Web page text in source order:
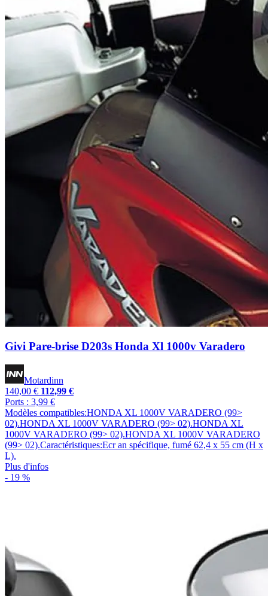
Givi Pare-brise D203s Honda Xl 1000v Varadero
Motardinn
140,00 € 112,99 €
Ports : 3,99 €
Modèles compatibles:HONDA XL 1000V VARADERO (99>
02).HONDA XL 1000V VARADERO (99> 02).HONDA XL
1000V VARADERO (99> 02).HONDA XL 1000V VARADERO
(99> 02).Caractéristiques:Ecr an spécifique, fumé 62,4 x 55 cm (H x
L).
Plus d'infos
- 19 %